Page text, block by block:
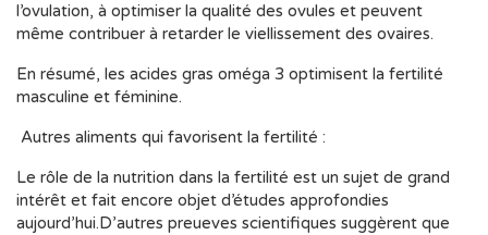
l’ovulation, à optimiser la qualité des ovules et peuvent
même contribuer à retarder le viellissement des ovaires.
En résumé, les acides gras oméga 3 optimisent la fertilité
masculine et féminine.
Autres aliments qui favorisent la fertilité :
Le rôle de la nutrition dans la fertilité est un sujet de grand
intérêt et fait encore objet d’études approfondies
aujourd’hui.D’autres preueves scientifiques suggèrent que